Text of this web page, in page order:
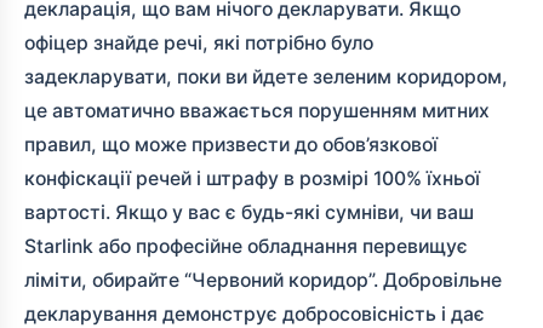
декларація, що вам нічого декларувати. Якщо
офіцер знайде речі, які потрібно було
задекларувати, поки ви йдете зеленим коридором,
це автоматично вважається порушенням митних
правил, що може призвести до обов’язкової
конфіскації речей і штрафу в розмірі 100% їхньої
вартості. Якщо у вас є будь-які сумніви, чи ваш
Starlink або професійне обладнання перевищує
ліміти, обирайте “Червоний коридор”. Добровільне
декларування демонструє добросовісність і дає